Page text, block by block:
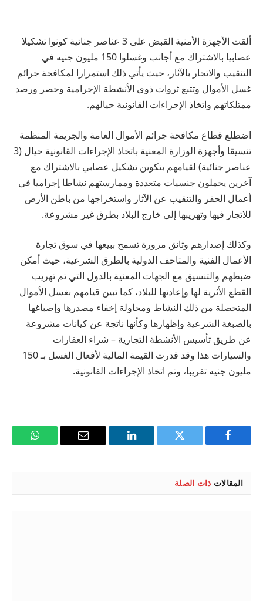
ألقت الأجهزة الأمنية القبض على 3 عناصر جنائية كونوا تشكيلا
عصابيا بالاشتراك مع أجانب وغسلوا 150 مليون جنيه في
التنقيب والاتجار بالآثار، حيث يأتي ذلك استمرارا لمكافحة جرائم
غسل الأموال وتتبع ثروات ذوى الأنشطة الإجرامية وحصر ورصد
ممتلكاتهم واتخاذ الإجراءات القانونية حيالهم.
اضطلع قطاع مكافحة جرائم الأموال العامة والجريمة المنظمة
تنسيقا وأجهزة الوزارة المعنية باتخاذ الإجراءات القانونية حيال (3
عناصر جنائية) لقيامهم بتكوين تشكيل عصابي بالاشتراك مع
آخرين يحملون جنسيات متعددة وممارستهم نشاطا إجراميا في
أعمال الحفر والتنقيب عن الآثار واستخراجها من باطن الأرض
للاتجار فيها وتهريبها إلى خارج البلاد بطرق غير مشروعة.
وكذلك إصدارهم وثائق مزورة تسمح ببيعها في سوق تجارة
الأعمال الفنية والمتاحف الدولية بالطرق الشرعية، حيث أمكن
ضبطهم والتنسيق مع الجهات المعنية بالدول التي تم تهريب
القطع الأثرية لها وإعادتها للبلاد، كما تبين قيامهم بغسل الأموال
المتحصلة من ذلك النشاط ومحاولة إخفاء مصدرها وإصباغها
بالصبغة الشرعية وإظهارها وكأنها ناتجة عن كيانات مشروعة
عن طريق تأسيس الأنشطة التجارية – شراء العقارات
والسيارات هذا وقد قدرت القيمة المالية لأفعال الغسل بـ 150
مليون جنيه تقريبا، وتم اتخاذ الإجراءات القانونية.
فيسبوك تويتر لينكدإن
البريد
واتساب
المقالات ذات الصلة